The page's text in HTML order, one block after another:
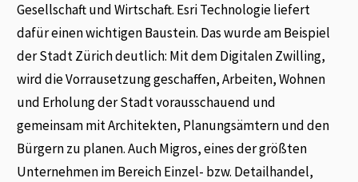
Gesellschaft und Wirtschaft. Esri Technologie liefert
dafür einen wichtigen Baustein. Das wurde am Beispiel
der Stadt Zürich deutlich: Mit dem Digitalen Zwilling,
wird die Vorrausetzung geschaffen, Arbeiten, Wohnen
und Erholung der Stadt vorausschauend und
gemeinsam mit Architekten, Planungsämtern und den
Bürgern zu planen. Auch Migros, eines der größten
Unternehmen im Bereich Einzel- bzw. Detailhandel,